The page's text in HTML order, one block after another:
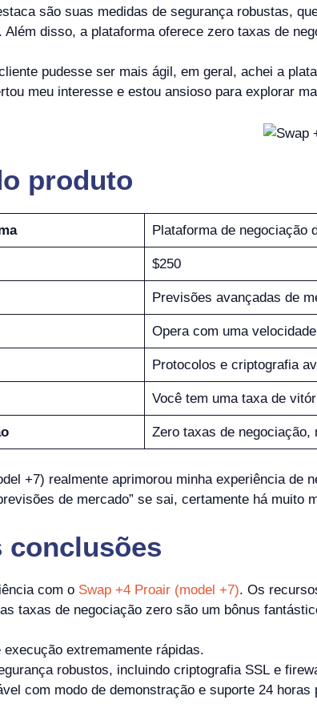
são suas medidas de segurança robustas,
Além disso, a plataforma oferece zero taxas de
pudesse ser mais ágil, em geral, achei a
meu interesse e estou ansioso para explorar
produto
Plataforma de negociação
$250
Previsões avançadas de
Opera com uma
Protocolos e criptografia
Você tem uma taxa de
Zero taxas de negociação,
+7) realmente aprimorou minha experiência
de mercado” se sai, certamente há muito
conclusões
com o Swap +4 Proair (model +7). Os
taxas de negociação zero são um bônus
execução extremamente rápidas.
robustos, incluindo criptografia SSL e
com modo de demonstração e suporte 24 horas